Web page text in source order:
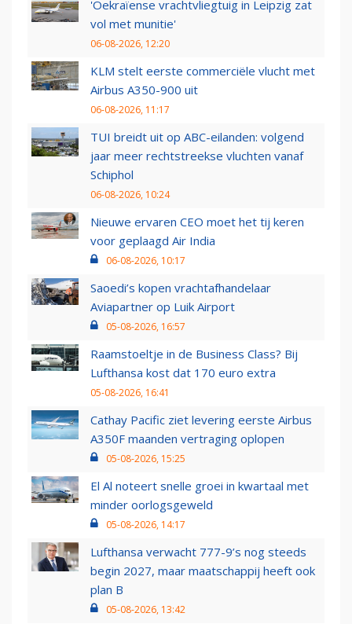
'Oekraïense vrachtvliegtuig in Leipzig zat
vol met munitie'
06-08-2026, 12:20
KLM stelt eerste commerciële vlucht met
Airbus A350-900 uit
06-08-2026, 11:17
TUI breidt uit op ABC-eilanden: volgend
jaar meer rechtstreekse vluchten vanaf
Schiphol
06-08-2026, 10:24
Nieuwe ervaren CEO moet het tij keren
voor geplaagd Air India
06-08-2026, 10:17
Saoedi’s kopen vrachtafhandelaar
Aviapartner op Luik Airport
05-08-2026, 16:57
Raamstoeltje in de Business Class? Bij
Lufthansa kost dat 170 euro extra
05-08-2026, 16:41
Cathay Pacific ziet levering eerste Airbus
A350F maanden vertraging oplopen
05-08-2026, 15:25
El Al noteert snelle groei in kwartaal met
minder oorlogsgeweld
05-08-2026, 14:17
Lufthansa verwacht 777-9’s nog steeds
begin 2027, maar maatschappij heeft ook
plan B
05-08-2026, 13:42